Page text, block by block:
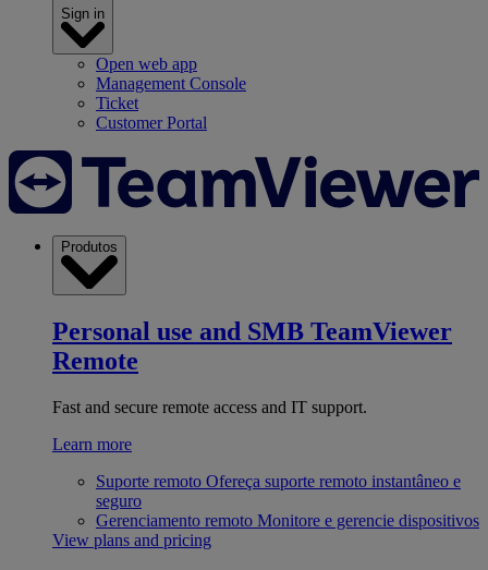
Sign in
Open web app
Management Console
Ticket
Customer Portal
Produtos
Personal use and SMB TeamViewer
Remote
Fast and secure remote access and IT support.
Learn more
Suporte remoto Ofereça suporte remoto instantâneo e
seguro
Gerenciamento remoto Monitore e gerencie dispositivos
View plans and pricing